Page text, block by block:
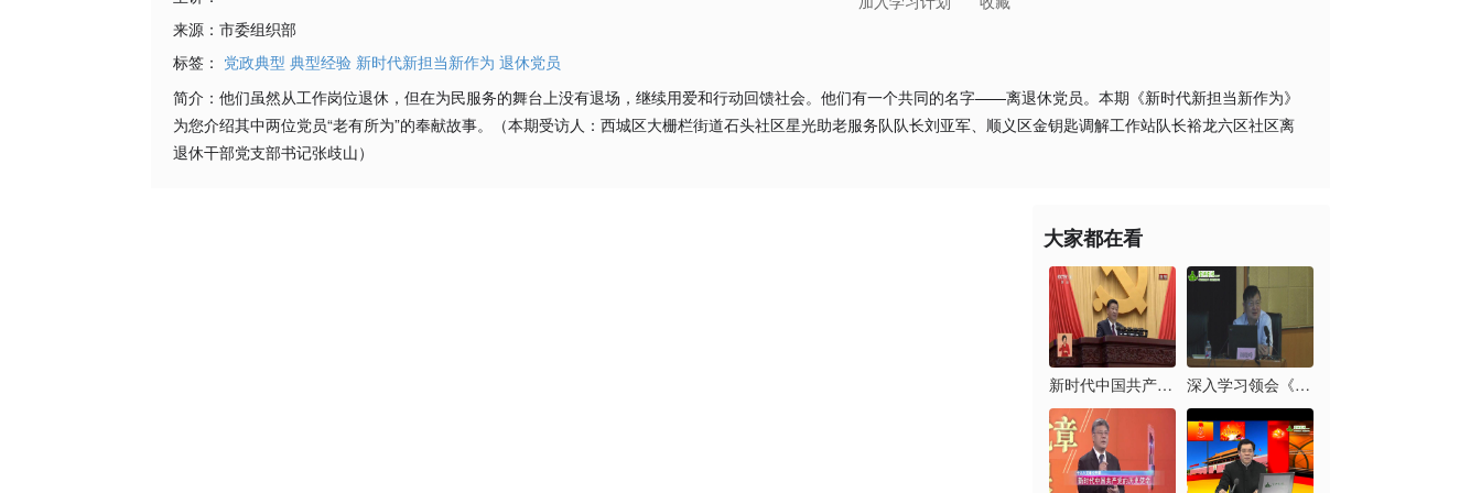
来源： 市委组织部
标签： 党政典型 典型经验 新时代新担当新作为 退休党员
简介： 他们虽然从工作岗位退休，但在为民服务的舞台上没有退场，继续用爱和行动回馈社会。他们有一个共同的名字——离退休党员。本期《新时代新担当新作为》
为您介绍其中两位党员“老有所为”的奉献故事。（本期受访人：西城区大栅栏街道石头社区星光助老服务队队长刘亚军、顺义区金钥匙调解工作站队长裕龙六区社区离
退休干部党支部书记张歧山）
大家都在看
新时代中国共产党的历... 深入学习领会《习近平...